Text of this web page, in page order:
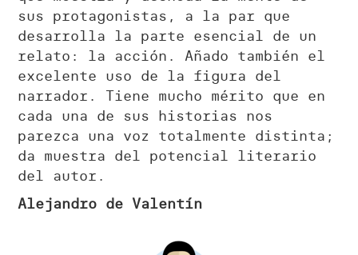
sus protagonistas, a la par que
desarrolla la parte esencial de un
relato: la acción. Añado también el
excelente uso de la figura del
narrador. Tiene mucho mérito que en
cada una de sus historias nos
parezca una voz totalmente distinta;
da muestra del potencial literario
del autor.
Alejandro de Valentín